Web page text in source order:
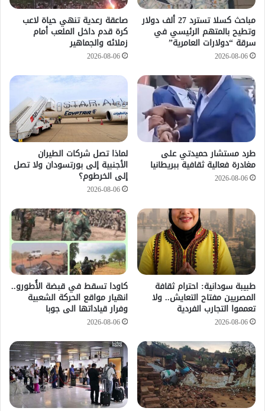
مباحث كسلا تسترد 27 ألف دولار
وتطيح بالمتهم الرئيسي في
سرقة “دولارات العامرية”
2026-08-06
صاعقة رعدية تنهي حياة لاعب
كرة قدم داخل الملعب أمام
زملائه والجماهير
2026-08-06
طرد مستشار حميدتي على
مغادرة فعالية ثقافية ببريطانيا
2026-08-06
لماذا تصل شركات الطيران
الأجنبية إلى بورتسودان ولا تصل
إلى الخرطوم؟
2026-08-06
طبيبة سودانية: احترام ثقافة
المصريين مفتاح التعايش.. ولا
تعمموا التجارب الفردية
2026-08-06
كاودا تسقط في قبضة الأُطورو..
انهيار مواقع الحركة الشعبية
وفرار قياداتها الى جوبا
2026-08-06